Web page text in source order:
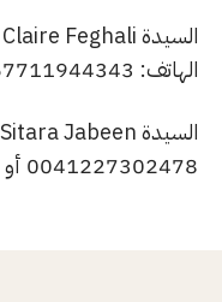
الهاتف: 00967711944343 أو 008821621116248
0041227302478 أو 0041795369231